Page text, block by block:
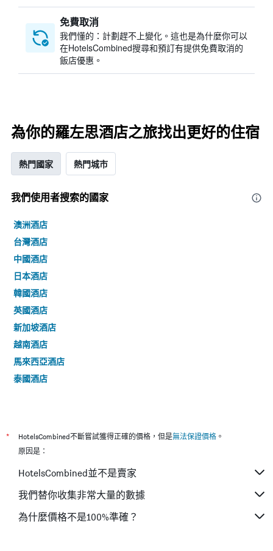
免費取消
我們懂的：計劃趕不上變化。這也是為什麼你可以
在HotelsCombined搜尋和預訂有提供免費取消的
飯店優惠。
為你的羅左思酒店之旅找出更好的住宿
熱門國家 熱門城市
我們使用者搜索的國家
澳洲酒店
台灣酒店
中國酒店
日本酒店
韓國酒店
英國酒店
新加坡酒店
越南酒店
馬來西亞酒店
泰國酒店
* HotelsCombined不斷嘗試獲得正確的價格，但是無法保證價格 。
原因是：
HotelsCombined並不是賣家
我們替你收集非常大量的數據
為什麼價格不是100%準確？